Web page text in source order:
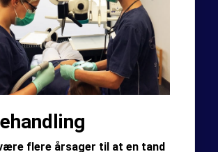
flere årsager til at en tand